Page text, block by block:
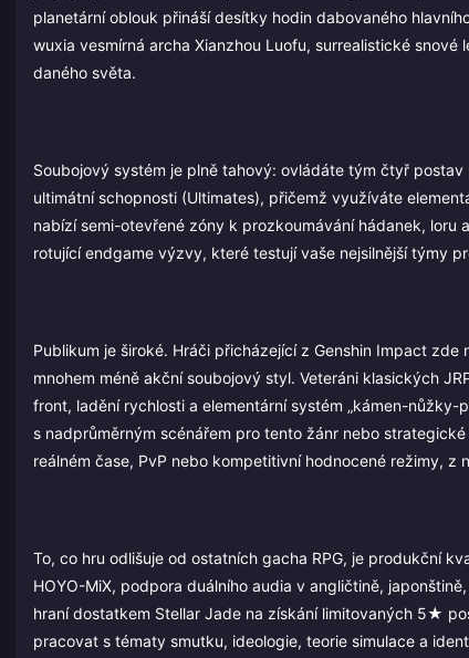
planetární oblouk přináší desítky hodin dabovaného
wuxia vesmírná archa Xianzhou Luofu, surrealistické
daného světa.
Soubojový systém je plně tahový: ovládáte tým čtyř
ultimátní schopnosti (Ultimates), přičemž využíváte
nabízí semi-otevřené zóny k prozkoumávání hádanek, loru
rotující endgame výzvy, které testují vaše nejsilnější týmy
Publikum je široké. Hráči přicházející z Genshin Impact
mnohem méně akční soubojový styl. Veteráni klasických
front, ladění rychlosti a elementární systém „kámen-
s nadprůměrným scénářem pro tento žánr nebo
reálném čase, PvP nebo kompetitivní hodnocené režimy, z
To, co hru odlišuje od ostatních gacha RPG, je produkční
HOYO-MiX, podpora duálního audia v angličtině,
hraní dostatkem Stellar Jade na získání limitovaných 5★
pracovat s tématy smutku, ideologie, teorie simulace a